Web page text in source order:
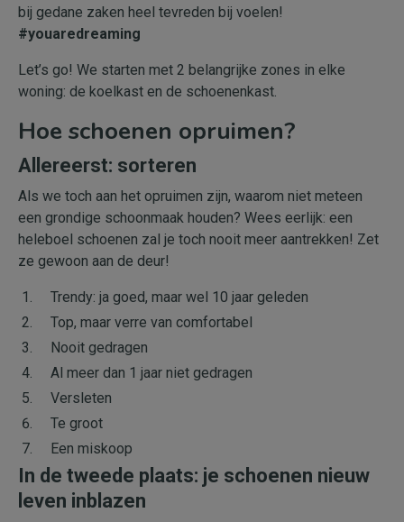
bij gedane zaken heel tevreden bij voelen!
#youaredreaming
Let’s go! We starten met 2 belangrijke zones in elke
woning: de koelkast en de schoenenkast.
Hoe schoenen opruimen?
Allereerst: sorteren
Als we toch aan het opruimen zijn, waarom niet meteen
een grondige schoonmaak houden? Wees eerlijk: een
heleboel schoenen zal je toch nooit meer aantrekken! Zet
ze gewoon aan de deur!
Trendy: ja goed, maar wel 10 jaar geleden
Top, maar verre van comfortabel
Nooit gedragen
Al meer dan 1 jaar niet gedragen
Versleten
Te groot
Een miskoop
In de tweede plaats: je schoenen nieuw
leven inblazen